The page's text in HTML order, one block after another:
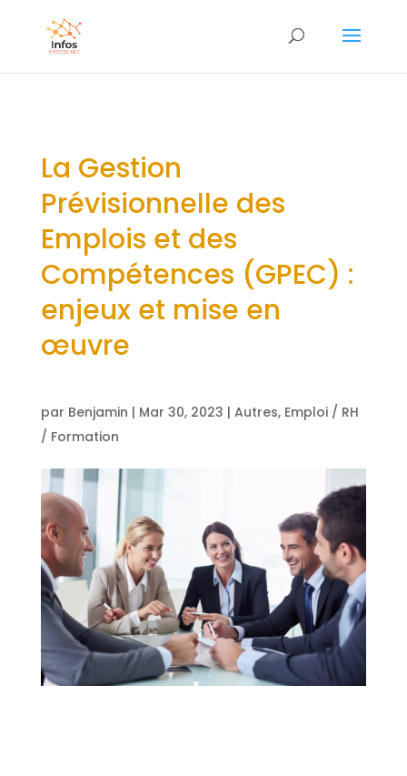
La Gestion
Prévisionnelle des
Emplois et des
Compétences (GPEC) :
enjeux et mise en
œuvre
par Benjamin | Mar 30, 2023 | Autres, Emploi / RH
/ Formation